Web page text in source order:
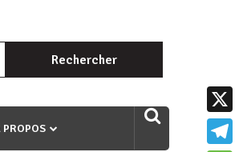
iki kibazo : Uriko ukora iki kugira ngo
Rechercher :
PROPOS
X